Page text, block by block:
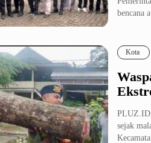
bencana
Kota
sejak